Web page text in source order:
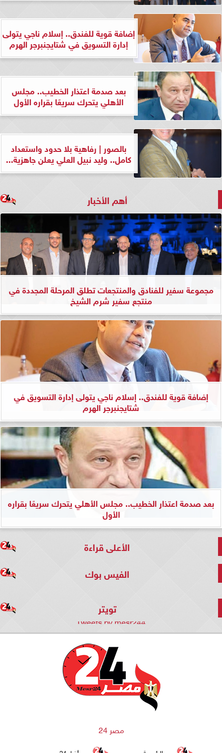
إضافة قوية للفندق.. إسلام ناجي يتولى
إدارة التسويق في شتايجنبرجر الهرم
بعد صدمة اعتذار الخطيب.. مجلس
الأهلي يتحرك سريعًا بقراره الأول
بالصور | رفاهية بلا حدود واستعداد
كامل.. وليد نبيل العلي يعلن جاهزية...
أهم الأخبار
مجموعة سفير للفنادق والمنتجعات تطلق المرحلة المجددة في
منتجع سفير شرم الشيخ
إضافة قوية للفندق.. إسلام ناجي يتولى إدارة التسويق في
شتايجنبرجر الهرم
بعد صدمة اعتذار الخطيب.. مجلس الأهلي يتحرك سريعًا بقراره
الأول
الأعلى قراءة
الفيس بوك
تويتر
Tweets by mesr244
مصر 24